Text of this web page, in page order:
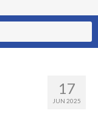
17
JUN 2025